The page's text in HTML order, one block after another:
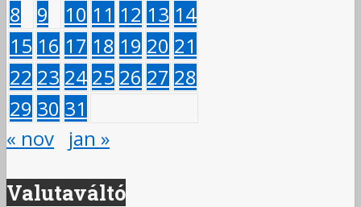
8
9 10 11 12 13 14
15 16 17 18 19 20 21
22 23 24 25 26 27 28
29 30 31
« nov
jan »
Valutaváltó